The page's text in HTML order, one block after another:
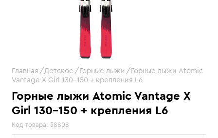
Горные лыжи Atomic Vantage X
Girl 130-150 + крепления L6
Код товара: 38808
Главная Детское Горные лыжи
Горные лыжи Atomic
Vantage X Girl 130-150 + крепления L6